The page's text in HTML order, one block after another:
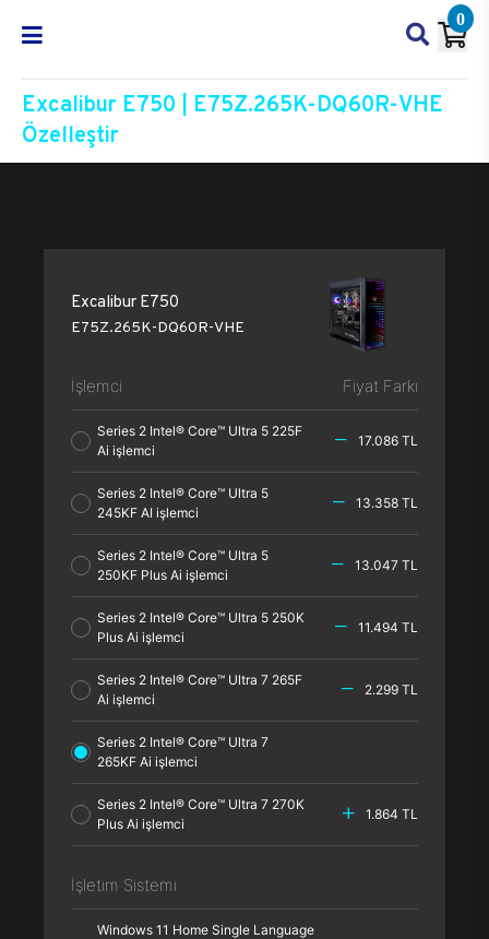
0
Excalibur E750 | E75Z.265K-DQ60R-VHE
Özelleştir
Excalibur E750
E75Z.265K-DQ60R-VHE
İşlemci Fiyat Farkı
Series 2 Intel® Core™ Ultra 5 225F
Ai işlemci
17.086 TL
Series 2 Intel® Core™ Ultra 5
245KF AI işlemci
13.358 TL
Series 2 Intel® Core™ Ultra 5
250KF Plus Ai işlemci
13.047 TL
Series 2 Intel® Core™ Ultra 5 250K
Plus Ai işlemci
11.494 TL
Series 2 Intel® Core™ Ultra 7 265F
Ai işlemci
2.299 TL
Series 2 Intel® Core™ Ultra 7
265KF Ai işlemci
Series 2 Intel® Core™ Ultra 7 270K
Plus Ai işlemci
1.864 TL
İşletim Sistemi
Windows 11 Home Single Language